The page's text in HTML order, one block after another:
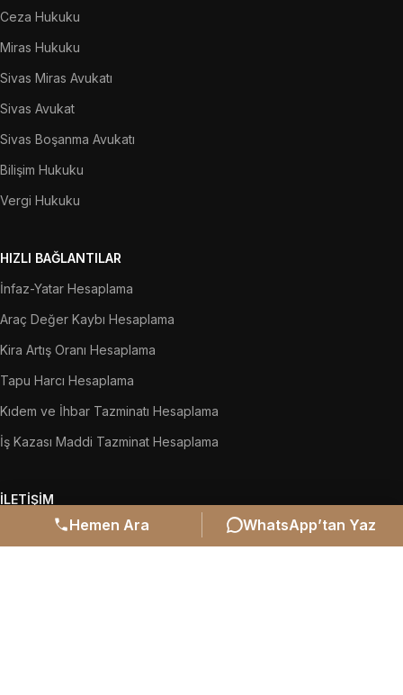
Hemen Ara WhatsApp’tan Yaz
Ceza Hukuku
Miras Hukuku
Sivas Miras Avukatı
Sivas Avukat
Sivas Boşanma Avukatı
Bilişim Hukuku
Vergi Hukuku
HIZLI BAĞLANTILAR
İnfaz-Yatar Hesaplama
Araç Değer Kaybı Hesaplama
Kira Artış Oranı Hesaplama
Tapu Harcı Hesaplama
Kıdem ve İhbar Tazminatı Hesaplama
İş Kazası Maddi Tazminat Hesaplama
İLETIŞIM
Hikmet Işık Caddesi Sularbaşı Mahallesi Şenyurt Sitesi Kat 2 No: